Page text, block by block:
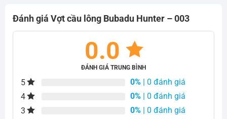
Đánh giá Vợt cầu lông Bubadu Hunter – 003
0.0
ĐÁNH GIÁ TRUNG BÌNH
5 0% | 0 đánh giá
4
0% | 0 đánh giá
3
0% | 0 đánh giá